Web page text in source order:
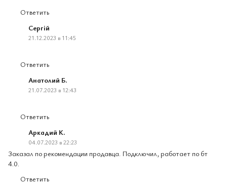
Ответить
Сергій
21.12.2023 в 11:45
Ответить
Анатолий Б.
21.07.2023 в 12:43
Ответить
Аркадий К.
04.07.2023 в 22:23
Заказал по рекомендации продавца. Подключил, работает по бт
4.0.
Ответить